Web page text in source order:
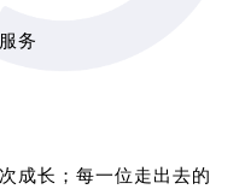
务
成长；每一位走出去的